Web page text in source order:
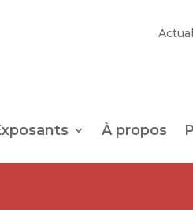
À propos